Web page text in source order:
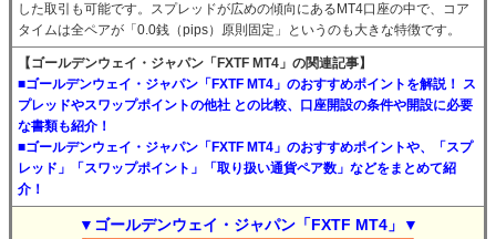
した取引も可能です。スプレッドが広めの傾向にあるMT4口座の中で、コア
タイムは全ペアが「0.0銭（pips）原則固定」というのも大きな特徴です。
【ゴールデンウェイ・ジャパン「FXTF MT4」の関連記事】
■ゴールデンウェイ・ジャパン「FXTF MT4」のおすすめポイントを解説！ ス
プレッドやスワップポイントの他社 との比較、口座開設の条件や開設に必要
な書類も紹介！
■ゴールデンウェイ・ジャパン「FXTF MT4」のおすすめポイントや、「スプ
レッド」「スワップポイント」「取り扱い通貨ペア数」などをまとめて紹
介！
▼ゴールデンウェイ・ジャパン「FXTF MT4」▼